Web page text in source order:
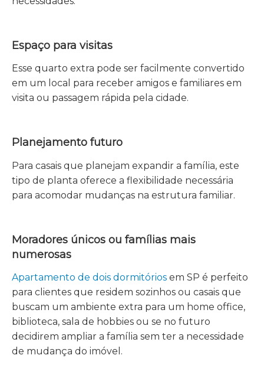
Espaço para visitas
Esse quarto extra pode ser facilmente convertido
em um local para receber amigos e familiares em
visita ou passagem rápida pela cidade.
Planejamento futuro
Para casais que planejam expandir a família, este
tipo de planta oferece a flexibilidade necessária
para acomodar mudanças na estrutura familiar.
Moradores únicos ou famílias mais
numerosas
Apartamento de dois dormitórios em SP é perfeito
para clientes que residem sozinhos ou casais que
buscam um ambiente extra para um home office,
biblioteca, sala de hobbies ou se no futuro
decidirem ampliar a família sem ter a necessidade
de mudança do imóvel.